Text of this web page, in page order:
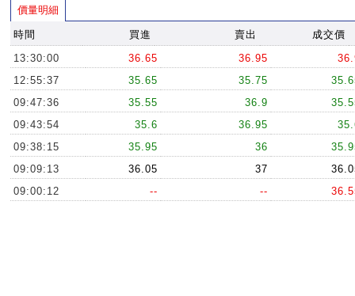
價量明細
時間 買進 賣出
成交價
13:30:00
36.65 36.95
12:55:37
35.65 35.75
09:47:36
35.55 36.9
09:43:54
35.6 36.95
09:38:15
35.95 36
09:09:13
36.05 37
09:00:12
-- --